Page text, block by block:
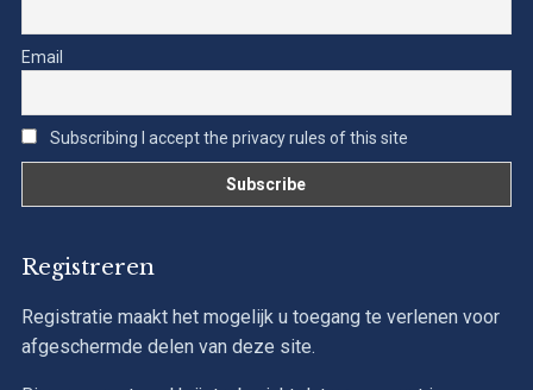
Email
Subscribing I accept the privacy rules of this site
Registreren
Registratie maakt het mogelijk u toegang te verlenen voor
afgeschermde delen van deze site.